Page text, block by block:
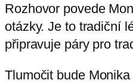
Rozhovor povede
otázky. Je to tradiční
připravuje páry pro
Tlumočit bude